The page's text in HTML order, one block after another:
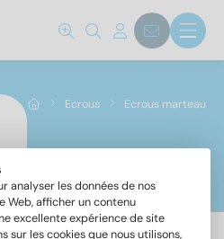
Ecrous Ecrous marteau
analyser les données de nos
Web, afficher un contenu
excellente expérience de site
sur les cookies que nous utilisons,